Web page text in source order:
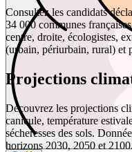
Consultez les candidats
34 000 communes
centre, droite, écologistes,
(urbain, périurbain, rural) et
Projections
Découvrez les projections
canicule, température
sécheresses des sols.
horizons 2030, 2050 et 2100.